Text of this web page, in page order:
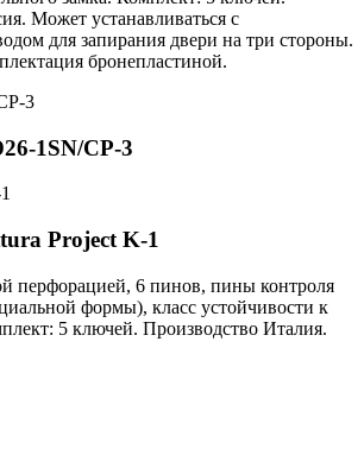
Может устанавливаться с
для запирания двери на три стороны.
бронепластиной.
1SN/CP-3
Project K-1
перфорацией, 6 пинов, пины контроля
формы), класс устойчивости к
5 ключей. Производство Италия.